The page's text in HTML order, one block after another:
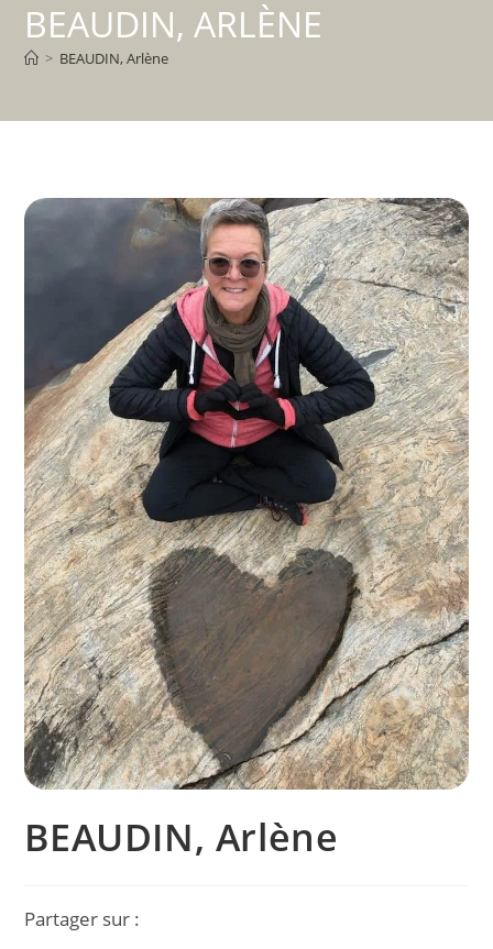
BEAUDIN, ARLÈNE
> BEAUDIN, Arlène
BEAUDIN, Arlène
Partager sur :